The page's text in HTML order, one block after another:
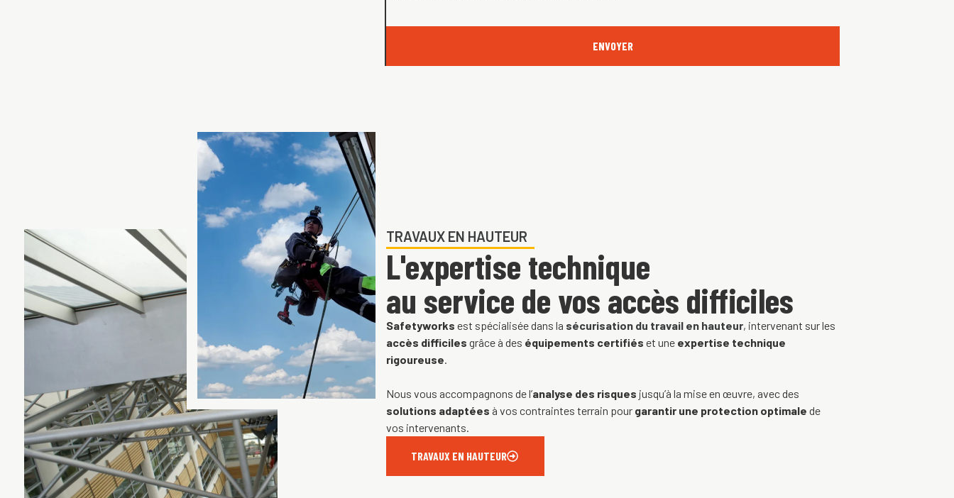
ENVOYER
TRAVAUX EN HAUTEUR
L'expertise technique
au service de vos accès difficiles
Safetyworks est spécialisée dans la sécurisation du travail en hauteur, intervenant sur les
accès difficiles grâce à des équipements certifiés et une expertise technique
rigoureuse.
Nous vous accompagnons de l’analyse des risques jusqu’à la mise en œuvre, avec des
solutions adaptées à vos contraintes terrain pour garantir une protection optimale de
vos intervenants.
TRAVAUX EN HAUTEUR